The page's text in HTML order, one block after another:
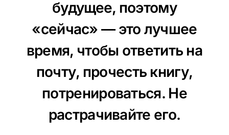
будущее, поэтому
«сейчас» — это лучшее
время, чтобы ответить на
почту, прочесть книгу,
потренироваться. Не
растрачивайте его.